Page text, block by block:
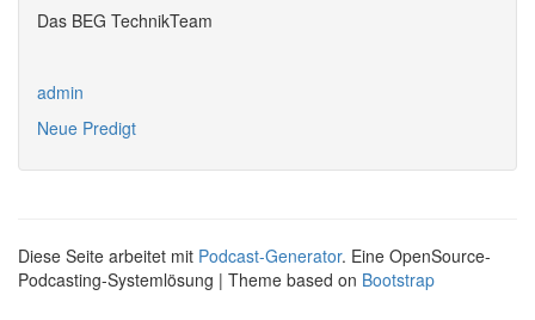
Das BEG TechnikTeam
admin
Neue Predigt
Diese Seite arbeitet mit Podcast-Generator. Eine OpenSource-
Podcasting-Systemlösung | Theme based on Bootstrap